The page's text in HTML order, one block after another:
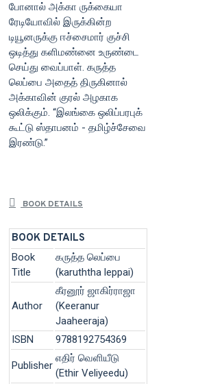
போனால் அக்கா ருக்கையா
ரேடியோவில் இருக்கின்ற
டியூனருக்கு ஈச்சைமார் குச்சி
ஒடித்து களிமண்னை உருண்டை
செய்து வைப்பாள். கருத்த
லெப்பை அதைத் திருகினால்
அக்காவின் குரல் அழகாக
ஒலிக்கும். “இலங்கை ஒலிப்பரபுக்
கூட்டு ஸ்தாபனம் - தமிழ்ச்சேவை
இரண்டு.”
BOOK DETAILS
BOOK DETAILS
Book
Title
கருத்த லெப்பை
(karuththa leppai)
Author
கீரனூர் ஜாகிர்ராஜா
(Keeranur
Jaaheeraja)
ISBN
9788192754369
Publisher
எதிர் வெளியீடு
(Ethir Veliyeedu)